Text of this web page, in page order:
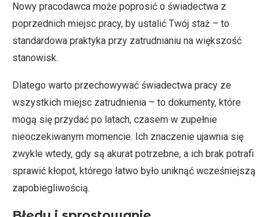
Nowy pracodawca może poprosić o świadectwa z
poprzednich miejsc pracy, by ustalić Twój staż – to
standardowa praktyka przy zatrudnianiu na większość
stanowisk.
Dlatego warto przechowywać świadectwa pracy ze
wszystkich miejsc zatrudnienia – to dokumenty, które
mogą się przydać po latach, czasem w zupełnie
nieoczekiwanym momencie. Ich znaczenie ujawnia się
zwykle wtedy, gdy są akurat potrzebne, a ich brak potrafi
sprawić kłopot, którego łatwo było uniknąć wcześniejszą
zapobiegliwością.